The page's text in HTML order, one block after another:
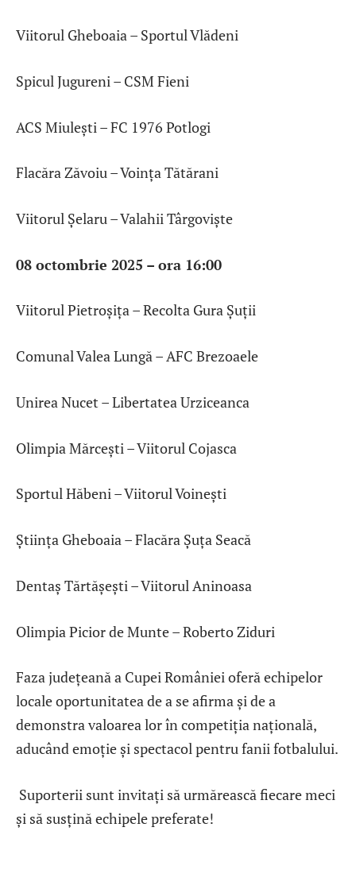
Viitorul Gheboaia – Sportul Vlădeni
Spicul Jugureni – CSM Fieni
ACS Miulești – FC 1976 Potlogi
Flacăra Zăvoiu – Voința Tătărani
Viitorul Șelaru – Valahii Târgoviște
08 octombrie 2025 – ora 16:00
Viitorul Pietroșița – Recolta Gura Șuții
Comunal Valea Lungă – AFC Brezoaele
Unirea Nucet – Libertatea Urziceanca
Olimpia Mărcești – Viitorul Cojasca
Sportul Hăbeni – Viitorul Voinești
Știința Gheboaia – Flacăra Șuța Seacă
Dentaș Tărtășești – Viitorul Aninoasa
Olimpia Picior de Munte – Roberto Ziduri
Faza județeană a Cupei României oferă echipelor
locale oportunitatea de a se afirma și de a
demonstra valoarea lor în competiția națională,
aducând emoție și spectacol pentru fanii fotbalului.
Suporterii sunt invitați să urmărească fiecare meci
și să susțină echipele preferate!